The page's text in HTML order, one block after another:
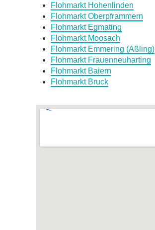
Flohmarkt Hohenlinden
Flohmarkt Oberpframmern
Flohmarkt Egmating
Flohmarkt Moosach
Flohmarkt Emmering (Aßling)
Flohmarkt Frauenneuharting
Flohmarkt Baiern
Flohmarkt Bruck